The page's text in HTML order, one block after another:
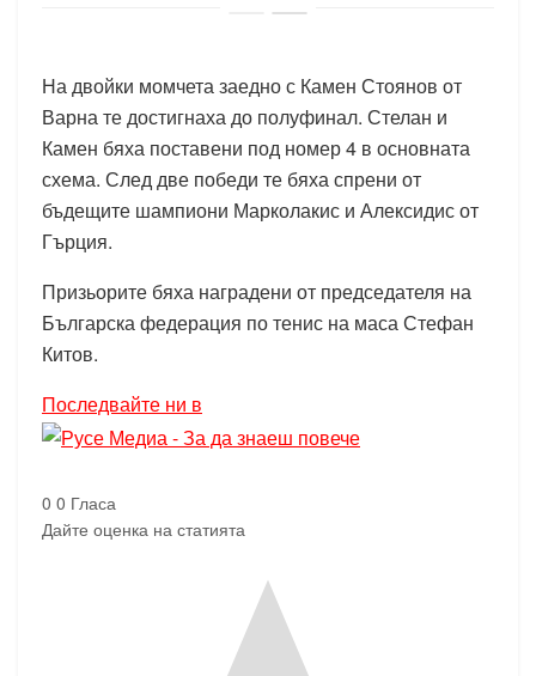
На двойки момчета заедно с Камен Стоянов от
Варна те достигнаха до полуфинал. Стелан и
Камен бяха поставени под номер 4 в основната
схема. След две победи те бяха спрени от
бъдещите шампиони Марколакис и Алексидис от
Гърция.
Призьорите бяха наградени от председателя на
Българска федерация по тенис на маса Стефан
Китов.
Последвайте ни в
0 0 Гласа
Дайте оценка на статията